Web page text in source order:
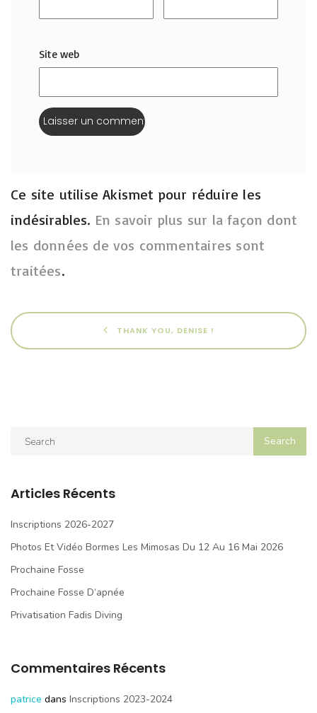
Site web
Ce site utilise Akismet pour réduire les
indésirables. En savoir plus sur la façon dont
les données de vos commentaires sont
traitées.
THANK YOU, DENISE !
Articles Récents
Inscriptions 2026-2027
Photos Et Vidéo Bormes Les Mimosas Du 12 Au 16 Mai 2026
Prochaine Fosse
Prochaine Fosse D’apnée
Privatisation Fadis Diving
Commentaires Récents
patrice dans Inscriptions 2023-2024